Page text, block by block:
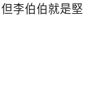
李伯伯就是堅